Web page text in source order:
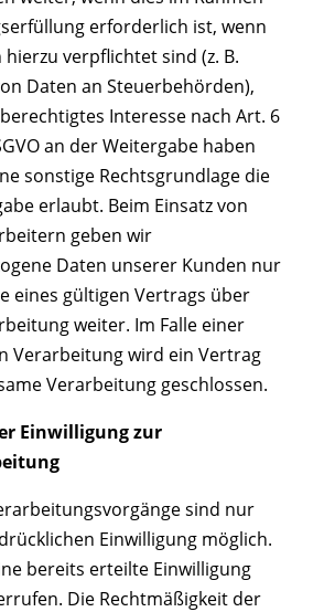
erforderlich ist, wenn
verpflichtet sind (z. B.
Daten an Steuerbehörden),
Interesse nach Art. 6
an der Weitergabe haben
sonstige Rechtsgrundlage die
erlaubt. Beim Einsatz von
geben wir
Daten unserer Kunden nur
eines gültigen Vertrags über
weiter. Im Falle einer
Verarbeitung wird ein Vertrag
Verarbeitung geschlossen.
Einwilligung zur
sind nur
Einwilligung möglich.
bereits erteilte Einwilligung
Die Rechtmäßigkeit der